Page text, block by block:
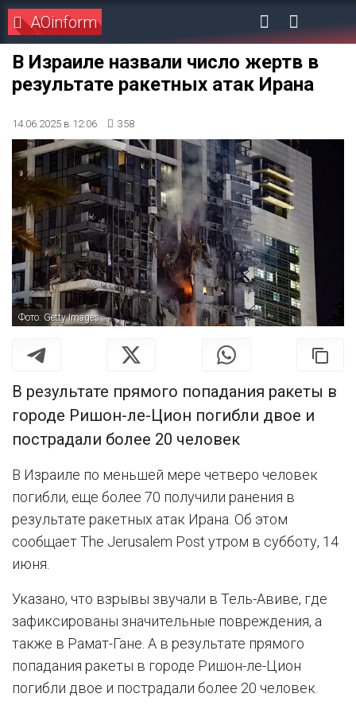
AOinform
В Израиле назвали число жертв в
результате ракетных атак Ирана
14.06.2025 в 12:06 358
Фото: Getty Images
В результате прямого попадания ракеты в
городе Ришон-ле-Цион погибли двое и
пострадали более 20 человек
В Израиле по меньшей мере четверо человек
погибли, еще более 70 получили ранения в
результате ракетных атак Ирана. Об этом
сообщает The Jerusalem Post утром в субботу, 14
июня.
Указано, что взрывы звучали в Тель-Авиве, где
зафиксированы значительные повреждения, а
также в Рамат-Гане. А в результате прямого
попадания ракеты в городе Ришон-ле-Цион
погибли двое и пострадали более 20 человек.